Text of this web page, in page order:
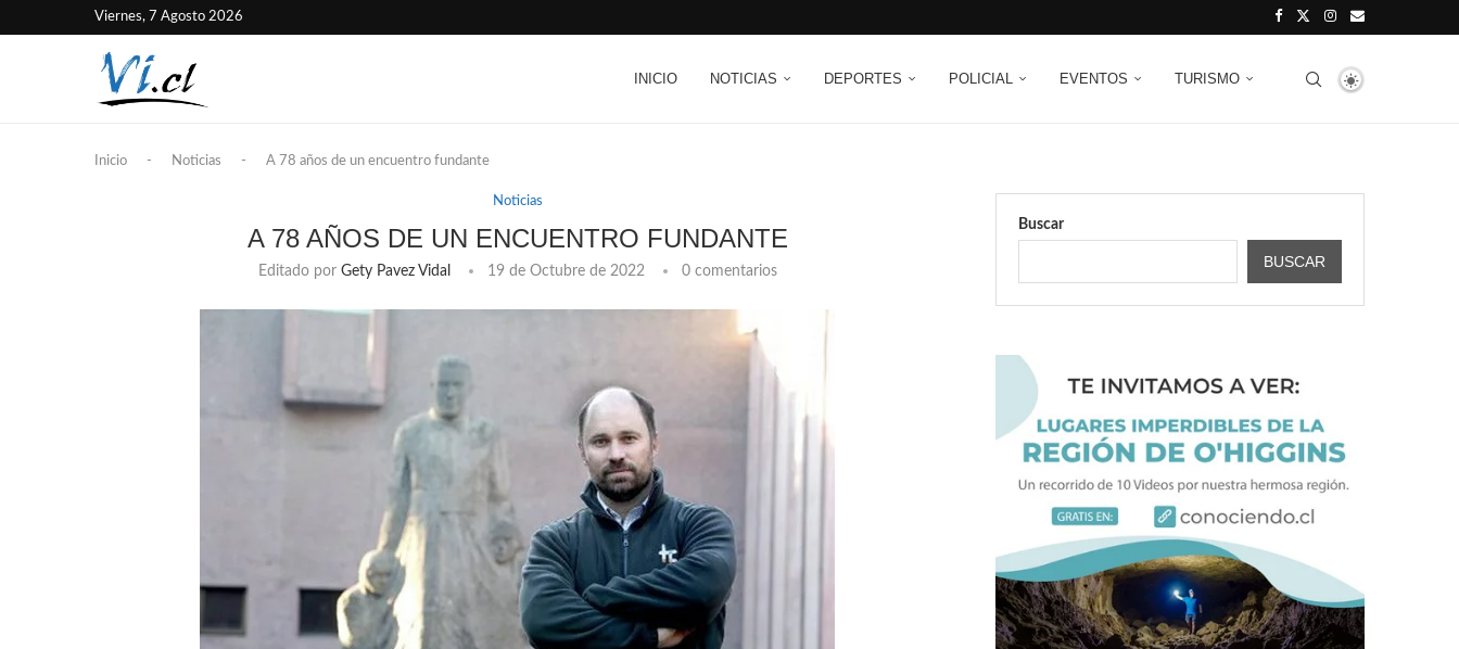
Viernes, 7 Agosto 2026
INICIO NOTICIAS DEPORTES POLICIAL EVENTOS TURISMO
Inicio - Noticias - A 78 años de un encuentro fundante
Noticias
A 78 AÑOS DE UN ENCUENTRO FUNDANTE
Editado por Gety Pavez Vidal 19 de Octubre de 2022 0 comentarios
Buscar
BUSCAR